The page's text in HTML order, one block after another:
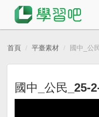
首頁 平臺素材 國中_公
國中_公民_25-